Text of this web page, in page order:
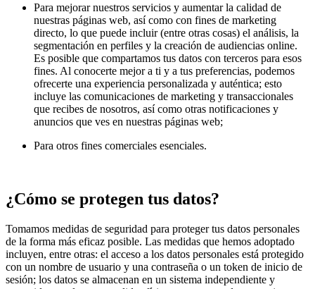
Para mejorar nuestros servicios y aumentar la calidad de
nuestras páginas web, así como con fines de marketing
directo, lo que puede incluir (entre otras cosas) el análisis, la
segmentación en perfiles y la creación de audiencias online.
Es posible que compartamos tus datos con terceros para esos
fines. Al conocerte mejor a ti y a tus preferencias, podemos
ofrecerte una experiencia personalizada y auténtica; esto
incluye las comunicaciones de marketing y transaccionales
que recibes de nosotros, así como otras notificaciones y
anuncios que ves en nuestras páginas web;
Para otros fines comerciales esenciales.
¿Cómo se protegen tus datos?
Tomamos medidas de seguridad para proteger tus datos personales
de la forma más eficaz posible. Las medidas que hemos adoptado
incluyen, entre otras: el acceso a los datos personales está protegido
con un nombre de usuario y una contraseña o un token de inicio de
sesión; los datos se almacenan en un sistema independiente y